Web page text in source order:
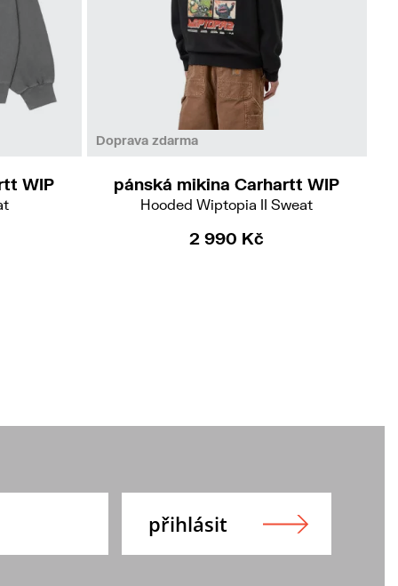
WIP
Doprava zdarmaM
pánská mikina Carhartt WIP
Hooded Wiptopia II Sweat
2 990 Kč